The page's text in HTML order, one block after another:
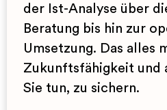
der Ist-Analyse über
Beratung bis hin zur
Umsetzung. Das alles
Zukunftsfähigkeit und
Sie tun, zu sichern.
Diversity‐Strategien
Beratung im Hinblick
Branding,
Kundensegmentierung
Projekt‐Planung,
‐Steuerung